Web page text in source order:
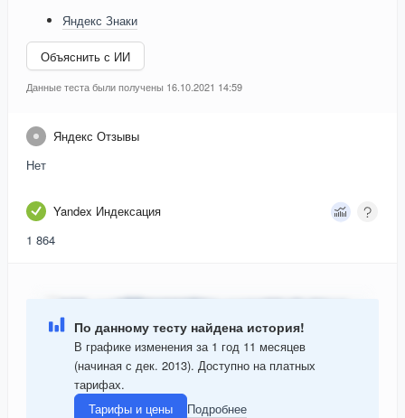
Яндекс Знаки
Объяснить с ИИ
Данные теста были получены 16.10.2021 14:59
Яндекс Отзывы
Нет
Yandex Индексация
1 864
По данному тесту найдена история!
В графике изменения за 1 год 11 месяцев
(начиная с дек. 2013). Доступно на платных
тарифах.
Тарифы и цены
Подробнее